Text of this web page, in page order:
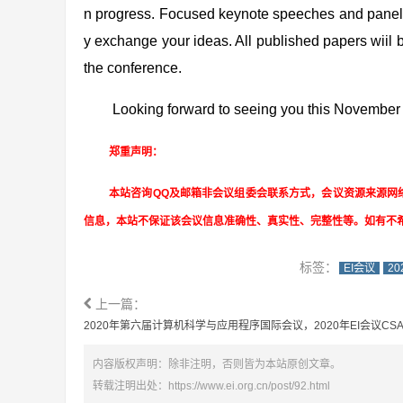
n progress. Focused keynote speeches and
y exchange your ideas. All published papers wiil
the conference.
Looking forward to seeing you this
郑重声明：
本站咨询QQ及邮箱非会议组委会联系方式，会议资源来源
信息，本站不保证该会议信息准确性、真实性、完整性等。如有不
标签： EI会议
上一篇：
2020年第六届计算机科学与应用程序国际会议，2020年EI会议
内容版权声明：除非注明，否则皆为本站原创文章。
转载注明出处：
https://www.ei.org.cn/post/92.html